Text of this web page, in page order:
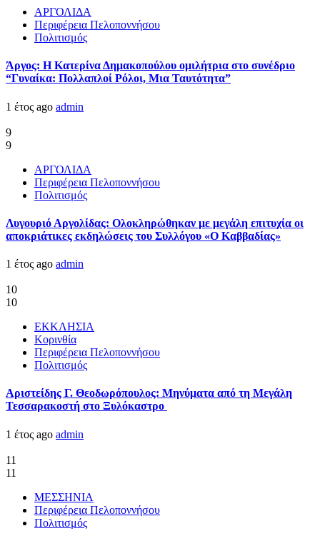
ΑΡΓΟΛΙΔΑ
Περιφέρεια Πελοποννήσου
Πολιτισμός
Άργος: Η Κατερίνα Δημακοπούλου ομιλήτρια στο συνέδριο
“Γυναίκα: Πολλαπλοί Ρόλοι, Μια Ταυτότητα”
1 έτος ago admin
9
9
ΑΡΓΟΛΙΔΑ
Περιφέρεια Πελοποννήσου
Πολιτισμός
Λυγουριό Αργολίδας: Ολοκληρώθηκαν με μεγάλη επιτυχία οι
αποκριάτικες εκδηλώσεις του Συλλόγου «Ο Καββαδίας»
1 έτος ago admin
10
10
ΕΚΚΛΗΣΙΑ
Κορινθία
Περιφέρεια Πελοποννήσου
Πολιτισμός
Αριστείδης Γ. Θεοδωρόπουλος: Μηνύματα από τη Μεγάλη
Τεσσαρακοστή στο Ξυλόκαστρο
1 έτος ago admin
11
11
ΜΕΣΣΗΝΙΑ
Περιφέρεια Πελοποννήσου
Πολιτισμός